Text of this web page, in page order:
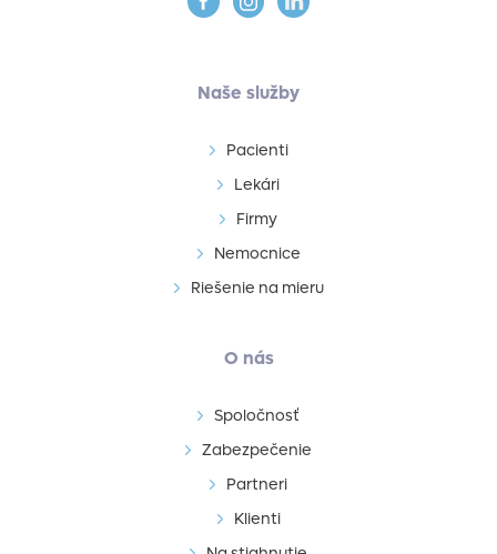
Naše služby
Pacienti
Lekári
Firmy
Nemocnice
Riešenie na mieru
O nás
Spoločnosť
Zabezpečenie
Partneri
Klienti